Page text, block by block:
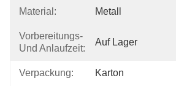
Material: Metall
Vorbereitungs-
Und Anlaufzeit:
Auf Lager
Verpackung: Karton